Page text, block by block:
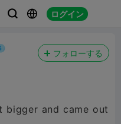
  ログイン
フォローする
and came out